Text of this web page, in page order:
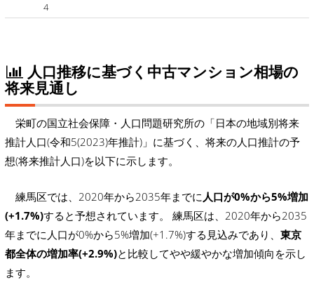
4
人口推移に基づく中古マンション相場の
将来見通し
栄町の国立社会保障・人口問題研究所の「日本の地域別将来
推計人口(令和5(2023)年推計)」に基づく、将来の人口推計の予
想(将来推計人口)を以下に示します。
練馬区では、2020年から2035年までに 人口が0%から5%増加
(+1.7%)すると予想されています。 練馬区は、2020年から2035
年までに人口が0%から5%増加(+1.7%)する見込みであり、 東京
都全体の増加率(+2.9%)と比較してやや緩やかな増加傾向を示し
ます。